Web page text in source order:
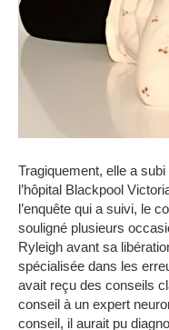
Tragiquement, elle a
l’hôpital Blackpool
l’enquête qui a suivi, le
souligné plusieurs
Ryleigh avant sa
spécialisée dans les
avait reçu des conseils
conseil à un expert
conseil, il aurait pu